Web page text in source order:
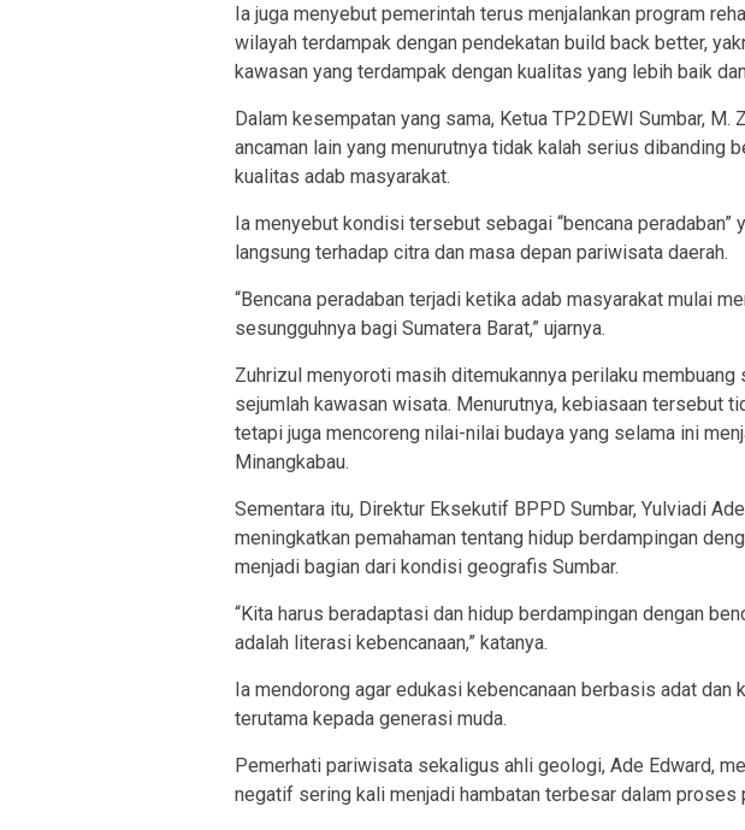
Ia juga menyebut pemerintah terus menjalankan program
wilayah terdampak dengan pendekatan build back better,
kawasan yang terdampak dengan kualitas yang lebih baik
Dalam kesempatan yang sama, Ketua TP2DEWI Sumbar, M.
ancaman lain yang menurutnya tidak kalah serius dibanding
kualitas adab masyarakat.
Ia menyebut kondisi tersebut sebagai “bencana peradaban”
langsung terhadap citra dan masa depan pariwisata daerah.
“Bencana peradaban terjadi ketika adab masyarakat mulai
sesungguhnya bagi Sumatera Barat,” ujarnya.
Zuhrizul menyoroti masih ditemukannya perilaku membuang
sejumlah kawasan wisata. Menurutnya, kebiasaan tersebut
tetapi juga mencoreng nilai-nilai budaya yang selama ini
Minangkabau.
Sementara itu, Direktur Eksekutif BPPD Sumbar, Yulviadi
meningkatkan pemahaman tentang hidup berdampingan
menjadi bagian dari kondisi geografis Sumbar.
“Kita harus beradaptasi dan hidup berdampingan dengan
adalah literasi kebencanaan,” katanya.
Ia mendorong agar edukasi kebencanaan berbasis adat dan
terutama kepada generasi muda.
Pemerhati pariwisata sekaligus ahli geologi, Ade Edward,
negatif sering kali menjadi hambatan terbesar dalam proses